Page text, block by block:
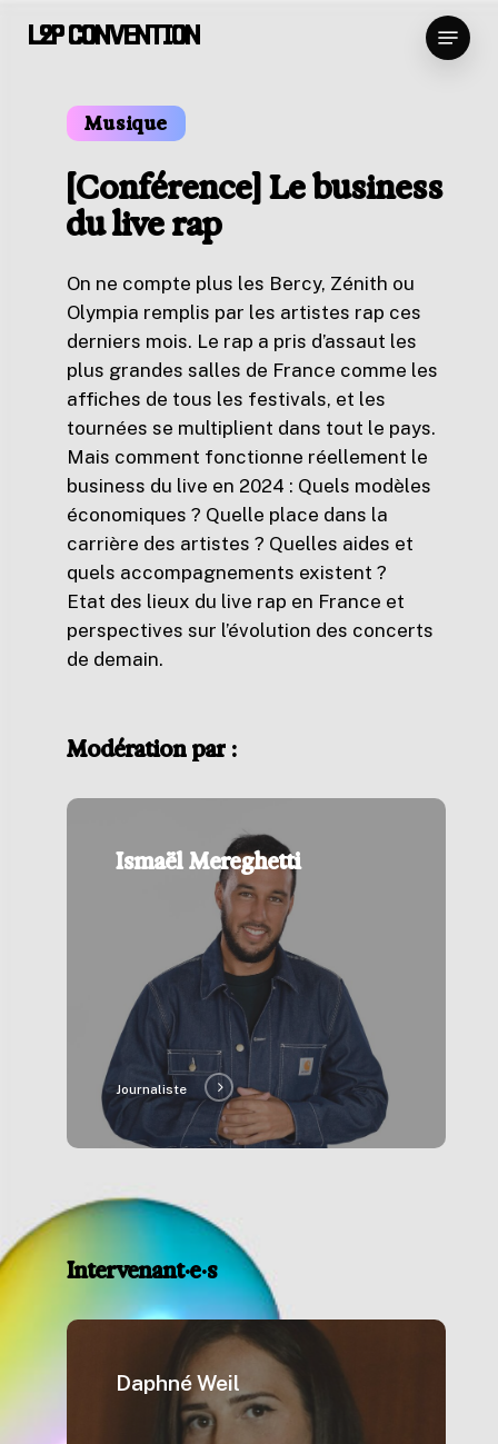
L2P CONVENTION
Menu
Musique
[Conférence] Le business
du live rap
On ne compte plus les Bercy, Zénith ou
Olympia remplis par les artistes rap ces
derniers mois. Le rap a pris d’assaut les
plus grandes salles de France comme les
affiches de tous les festivals, et les
tournées se multiplient dans tout le pays.
Mais comment fonctionne réellement le
business du live en 2024 : Quels modèles
économiques ? Quelle place dans la
carrière des artistes ? Quelles aides et
quels accompagnements existent ?
Etat des lieux du live rap en France et
perspectives sur l’évolution des concerts
de demain.
Modération par :
Ismaël Mereghetti
Journaliste
Intervenant·e·s
Daphné Weil